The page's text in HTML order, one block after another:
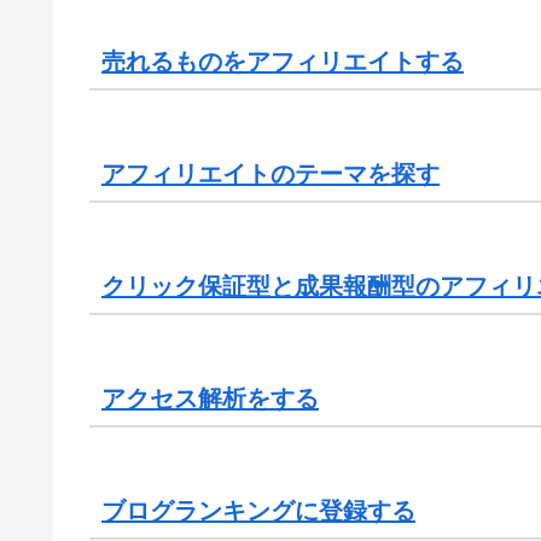
売れるものをアフィリエイトする
アフィリエイトのテーマを探す
クリック保証型と成果報酬型のアフィ
アクセス解析をする
ブログランキングに登録する